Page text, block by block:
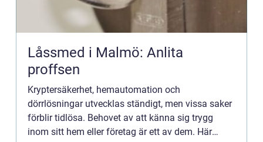
Låssmed i Malmö: Anlita
proffsen
Kryptersäkerhet, hemautomation och
dörrlösningar utvecklas ständigt, men vissa saker
förblir tidlösa. Behovet av att känna sig trygg
inom sitt hem eller företag är ett av dem. Här